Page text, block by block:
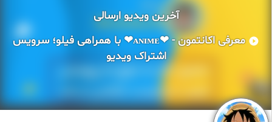
آخرین ویدیو ارسالی
معرفی اکانتمون - ❤ᴀɴɪᴍᴇ❤ با همراهی فیلو؛ سرویس
اشتراک ویدیو